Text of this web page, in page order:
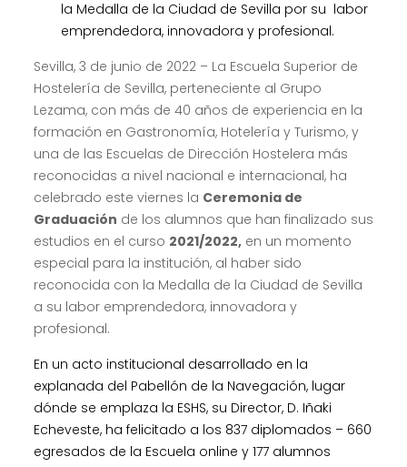
la Medalla de la Ciudad de Sevilla por su labor
emprendedora, innovadora y profesional.
Sevilla, 3 de junio de 2022 – La Escuela Superior de
Hostelería de Sevilla, perteneciente al Grupo
Lezama, con más de 40 años de experiencia en la
formación en Gastronomía, Hotelería y Turismo, y
una de las Escuelas de Dirección Hostelera más
reconocidas a nivel nacional e internacional, ha
celebrado este viernes la Ceremonia de
Graduación de los alumnos que han finalizado sus
estudios en el curso 2021/2022,en un momento
especial para la institución, al haber sido
reconocida con la Medalla de la Ciudad de Sevilla
a su labor emprendedora, innovadora y
profesional.
En un acto institucional desarrollado en la
explanada del Pabellón de la Navegación, lugar
dónde se emplaza la ESHS, su Director, D. Iñaki
Echeveste, ha felicitado a los 837 diplomados – 660
egresados de la Escuela online y 177 alumnos